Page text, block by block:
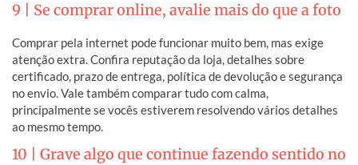
9 | Se comprar online, avalie mais do que a foto
Comprar pela internet pode funcionar muito bem, mas exige
atenção extra. Confira reputação da loja, detalhes sobre
certificado, prazo de entrega, política de devolução e segurança
no envio. Vale também comparar tudo com calma,
principalmente se vocês estiverem resolvendo vários detalhes
ao mesmo tempo.
10 | Grave algo que continue fazendo sentido no